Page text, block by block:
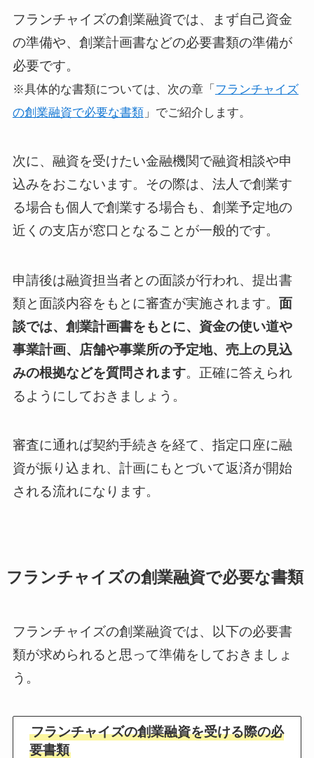
フランチャイズの創業融資では、まず自己資金
の準備や、創業計画書などの必要書類の準備が
必要です。
※具体的な書類については、次の章「 フランチャイズ
の創業融資で必要な書類」でご紹介します。
次に、融資を受けたい金融機関で融資相談や申
込みをおこないます。その際は、法人で創業す
る場合も個人で創業する場合も、創業予定地の
近くの支店が窓口となることが一般的です。
申請後は融資担当者との面談が行われ、提出書
類と面談内容をもとに審査が実施されます。 面
談では、創業計画書をもとに、資金の使い道や
事業計画、店舗や事業所の予定地、売上の見込
みの根拠などを質問されます。正確に答えられ
るようにしておきましょう。
審査に通れば契約手続きを経て、指定口座に融
資が振り込まれ、計画にもとづいて返済が開始
される流れになります。
フランチャイズの創業融資で必要な書類
フランチャイズの創業融資では、以下の必要書
類が求められると思って準備をしておきましょ
う。
フランチャイズの創業融資を受ける際の必
要書類